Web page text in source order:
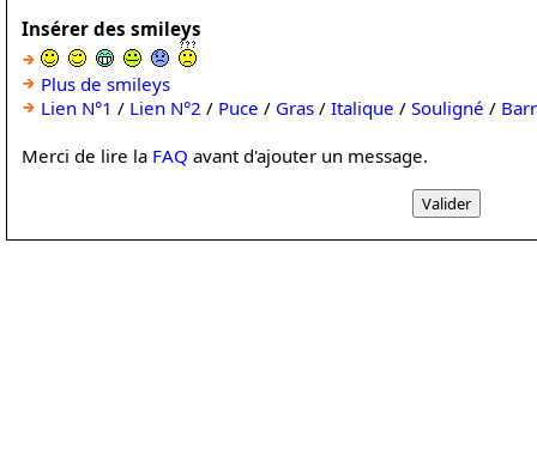
Insérer des smileys
Plus de smileys
Lien N°1 / Lien N°2 / Puce / Gras / Italique / Souligné /
Merci de lire la FAQ avant d'ajouter un message.